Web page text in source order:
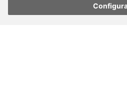
preferences
preferences
Molins Defensa Penal
és una boutique de Dret Penal